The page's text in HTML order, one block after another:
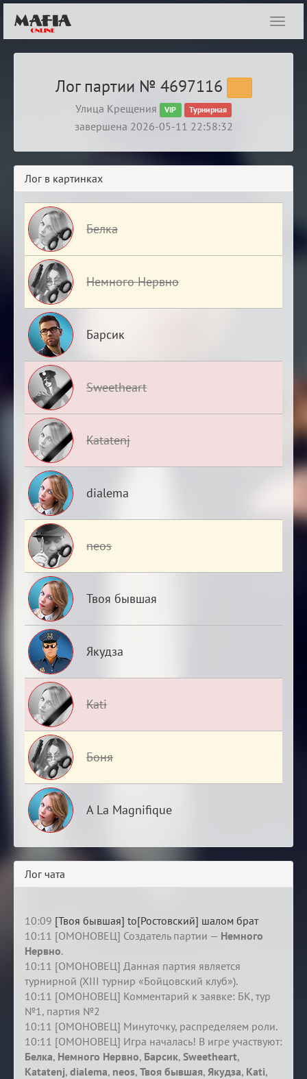
Лог партии № 4697116
Улица Крещения VIP Турнирная
завершена 2026-05-11 22:58:32
Лог в картинках
Белка
Немного Нервно
Барсик
Sweetheart
Katatenj
dialema
neos
Твоя бывшая
Якудза
Kati
Боня
A La Magnifique
Лог чата
10:09 [Твоя бывшая] to[Ростовский] шалом брат
10:11 [ОМОНОВЕЦ] Создатель партии — Немного
Нервно.
10:11 [ОМОНОВЕЦ] Данная партия является
турнирной (XIII турнир «Бойцовский клуб»).
10:11 [ОМОНОВЕЦ] Комментарий к заявке: БК, тур
№1, партия №2
10:11 [ОМОНОВЕЦ] Минуточку, распределяем роли.
10:11 [ОМОНОВЕЦ] Игра началась! В игре участвуют:
Белка, Немного Нервно, Барсик, Sweetheart,
Katatenj, dialema, neos, Твоя бывшая, Якудза, Kati,